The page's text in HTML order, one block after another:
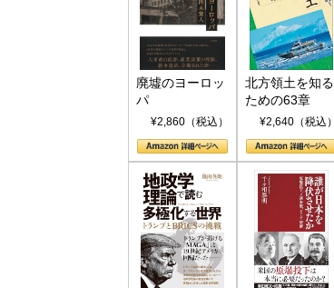
廃墟のヨーロッ
パ
¥2,860（税込）
北方領土を知る
ための63章
¥2,640（税込）